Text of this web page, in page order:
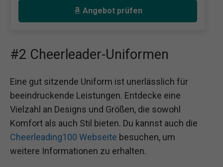
Angebot prüfen
#2 Cheerleader-Uniformen
Eine gut sitzende Uniform ist unerlässlich für
beeindruckende Leistungen. Entdecke eine
Vielzahl an Designs und Größen, die sowohl
Komfort als auch Stil bieten. Du kannst auch die
Cheerleading100 Webseite besuchen, um
weitere Informationen zu erhalten.